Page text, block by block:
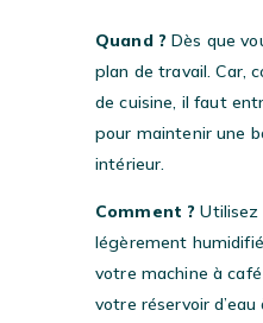
Quand ? Dès que
plan de travail. Car,
de cuisine, il faut
pour maintenir une
intérieur.
Comment ? Utilisez
légèrement humidifié
votre machine à
votre réservoir d’eau